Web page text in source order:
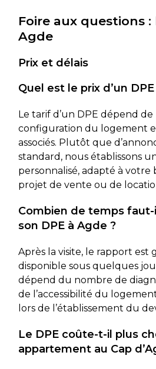
Foire aux questions :
Agde
Prix et délais
Quel est le prix d’un
Le tarif d’un DPE dépend de
configuration du logement
associés. Plutôt que
standard, nous établissons
personnalisé, adapté à votre
projet de vente ou de
Combien de temps
son DPE à Agde ?
Après la visite, le rapport est
disponible sous quelques
dépend du nombre de
de l’accessibilité du
lors de l’établissement du
Le DPE coûte-t-il plus
appartement au Cap